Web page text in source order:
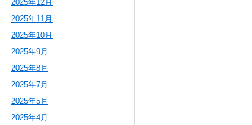
2025年12月
2025年11月
2025年10月
2025年9月
2025年8月
2025年7月
2025年5月
2025年4月